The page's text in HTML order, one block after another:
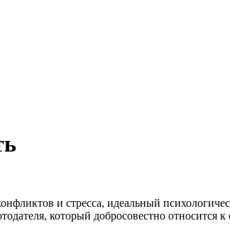
и стресса, идеальный
который добросовестно относится к